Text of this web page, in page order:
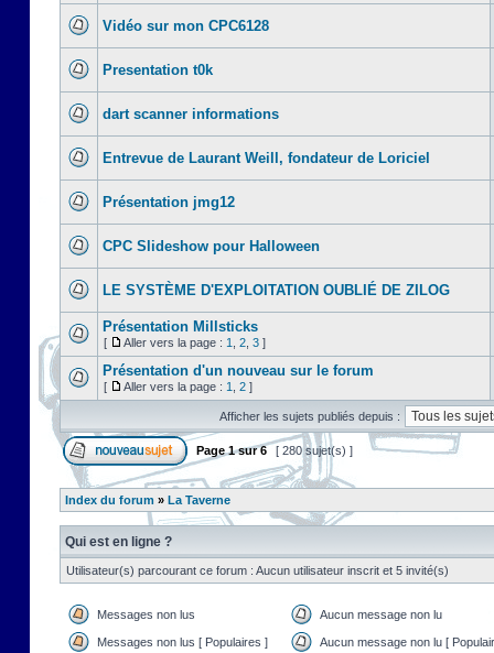
Vidéo sur mon CPC6128
Presentation t0k
dart scanner informations
Entrevue de Laurant Weill, fondateur de Loriciel
Présentation jmg12
CPC Slideshow pour Halloween
LE SYSTÈME D'EXPLOITATION OUBLIÉ DE ZILOG
Présentation Millsticks
[ Aller vers la page : 1 2 3 ]
Présentation d'un nouveau sur le forum
[ Aller vers la page : 1 2 ]
Afficher les sujets publiés depuis :
Page1sur6 [ 280 sujet(s) ]
Index du forum » La Taverne
Qui est en ligne ?
Utilisateur(s) parcourant ce forum : Aucun utilisateur inscrit et 5 invité(s)
Messages non lus Aucun message non lu
Messages non lus [ Populaires ] Aucun message non lu [